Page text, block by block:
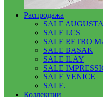
Распродажа
SALE AUGUSTA
SALE LCS
SALE RETRO
SALE BASAK
SALE ILAY
SALE
SALE VENICE
SALE.
Коллекции